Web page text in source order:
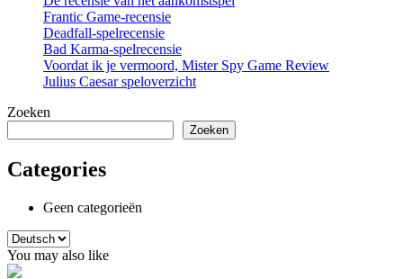
Frantic Game-recensie
Deadfall-spelrecensie
Bad Karma-spelrecensie
Voordat ik je vermoord, Mister Spy Game Review
Julius Caesar speloverzicht
Zoeken
Zoeken
Categories
Geen categorieën
Kies
een
taal
You may also like